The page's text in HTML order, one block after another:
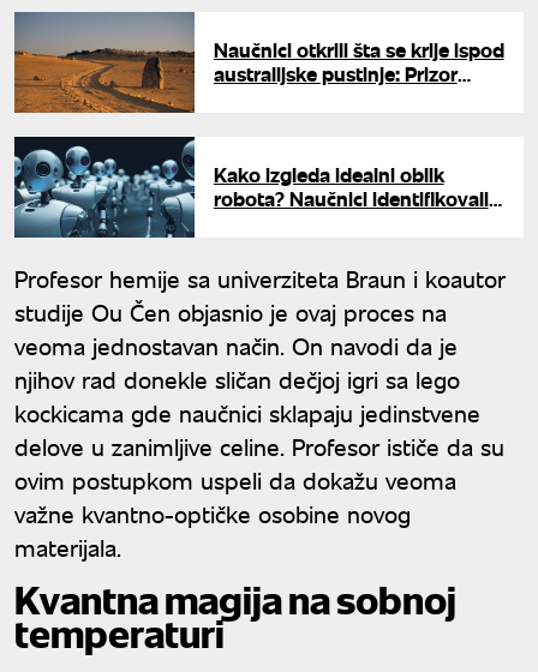
Naučnici otkrili šta se krije ispod
australijske pustinje: Prizor
Kako izgleda idealni oblik
robota? Naučnici identifikovali
Profesor hemije sa univerziteta Braun i koautor
studije Ou Čen objasnio je ovaj proces na
veoma jednostavan način. On navodi da je
njihov rad donekle sličan dečjoj igri sa lego
kockicama gde naučnici sklapaju jedinstvene
delove u zanimljive celine. Profesor ističe da su
ovim postupkom uspeli da dokažu veoma
važne kvantno-optičke osobine novog
materijala.
Kvantna magija na sobnoj
temperaturi